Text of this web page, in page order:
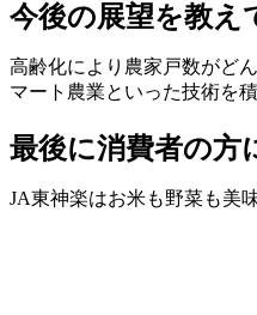
今後の展望を教え
高齢化により農家戸数がど
マート農業といった技術を
最後に消費者の方
JA東神楽はお米も野菜も美